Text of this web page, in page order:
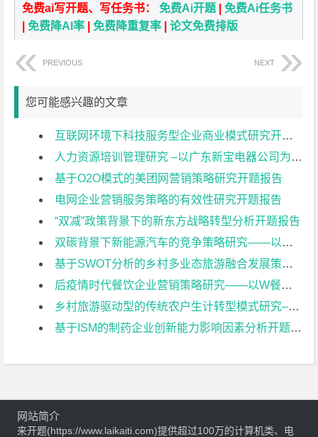
免费ai写开题、写任务书：免费Ai开题 |免费Ai任务书
|免费降AI率 |免费降重复率 |论文免费排版
PREVIOUS NEXT
您可能感兴趣的文章
互联网环境下科技服务型企业商业模式研究开题报告
人力资源培训管理研究 –以广东新宝电器公司为例开题报告
基于O2O模式的美团网营销策略研究开题报告
电网企业营销服务策略的有效性研究开题报告
“双减”政策背景下的新东方战略转型分析开题报告
双碳背景下新能源汽车的竞争策略研究——以比亚迪为例开题报告
基于SWOT分析的乡村多业态旅游融合发展策略研究——以常州佳农探趣休闲生态园为例开题报告
后疫情时代餐饮企业营销策略研究——以W餐饮企业为例开题报告
乡村旅游驱动型的传统农户生计转型模式研究–以常州黄天荡村大闸蟹养开题报告
基于ISM的制药企业创新能力影响因素分析开题报告
网站简介
来开题(https://www.laikaiti.com)提供超过100万的计算机类、电